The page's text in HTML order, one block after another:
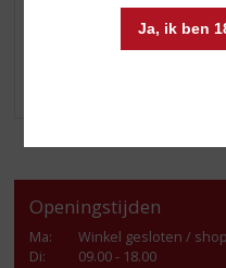
Ja, ik ben
Openingstijden
Ma:
Winkel gesloten /
Di:
09.00 - 18.00